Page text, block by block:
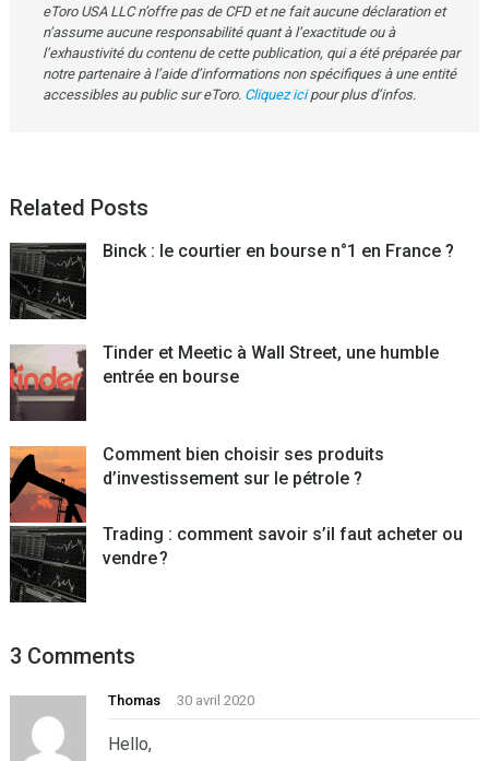
eToro USA LLC n’offre pas de CFD et ne fait aucune déclaration et
n’assume aucune responsabilité quant à l’exactitude ou à
l’exhaustivité du contenu de cette publication, qui a été préparée par
notre partenaire à l’aide d’informations non spécifiques à une entité
accessibles au public sur eToro. Cliquez icipour plus d’infos.
Related Posts
Binck : le courtier en bourse n°1 en France ?
Tinder et Meetic à Wall Street, une humble
entrée en bourse
Comment bien choisir ses produits
d’investissement sur le pétrole ?
Trading : comment savoir s’il faut acheter ou
vendre ?
3 Comments
Thomas 30 avril 2020
Hello,